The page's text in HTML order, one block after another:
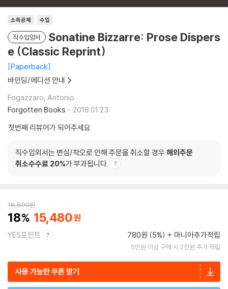
소득공제 수입
직수입양서
Sonatine Bizzarre: Prose Dispers
e (Classic Reprint)
Paperback
바인딩/에디션 안내
Fogazzaro, Antonio
Forgotten Books
2018.01.23.
첫번째 리뷰어가 되어주세요
직수입외서는 변심/착오로 인해 주문을 취소할 경우 해외주문
취소수수료 20%가 부과됩니다.
18,890원
18 15,480
YES포인트 780원 (5%) 마니아추가적립
5만원 이상 구매 시 2천원 추가 적립
사용 가능한 쿠폰 받기